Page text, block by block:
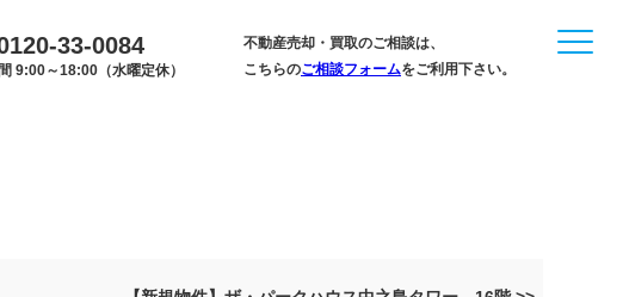
不動産売却・買取のご相談は、
こちらのご相談フォームをご利用下さい。
33-0084
9:00～18:00（水曜定休）